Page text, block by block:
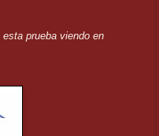
prueba viendo en